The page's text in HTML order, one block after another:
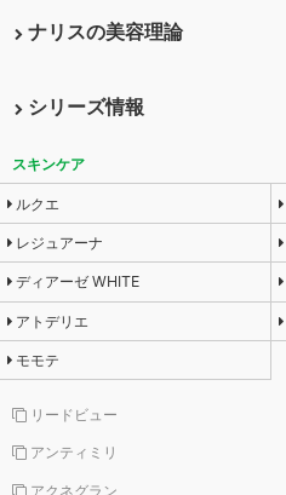
ナリスの美容理論
シリーズ情報
スキンケア
ルクエ
レジュアーナ
ディアーゼ WHITE
アトデリエ
モモテ
リードビュー
アンティミリ
アクネグラン